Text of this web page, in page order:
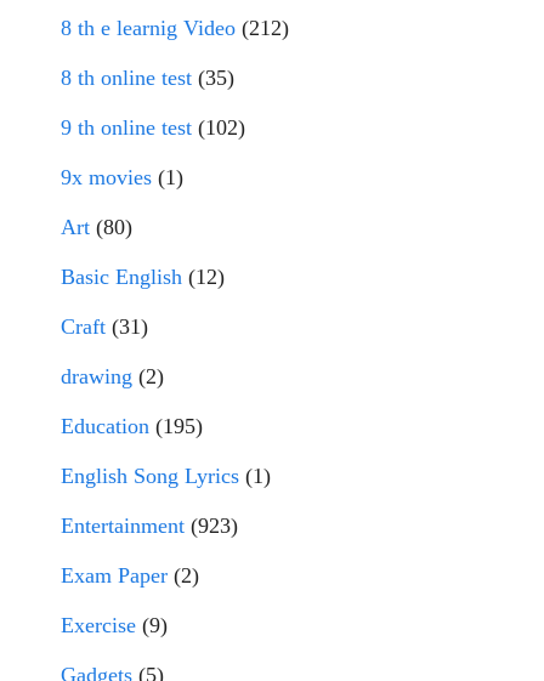
8 th e learnig Video (212)
8 th online test (35)
9 th online test (102)
9x movies (1)
Art (80)
Basic English (12)
Craft (31)
drawing (2)
Education (195)
English Song Lyrics (1)
Entertainment (923)
Exam Paper (2)
Exercise (9)
Gadgets (5)